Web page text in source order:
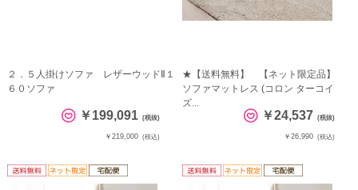
２．５人掛けソファ レザーウッドⅡ１
６０ソファ
￥199,091 (税抜)
￥219,000 (税込)
★【送料無料】 【ネット限定品】
ソファマットレス (コロン ターコイ
ズ...
￥24,537 (税抜)
￥26,990 (税込)